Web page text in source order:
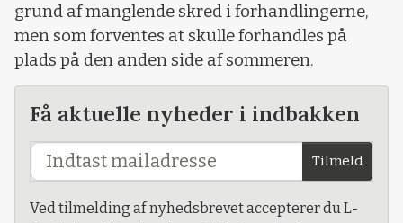
grund af manglende skred i forhandlingerne,
men som forventes at skulle forhandles på
plads på den anden side af sommeren.
Få aktuelle nyheder i indbakken
Tilmeld
Ved tilmelding af nyhedsbrevet accepterer du L-